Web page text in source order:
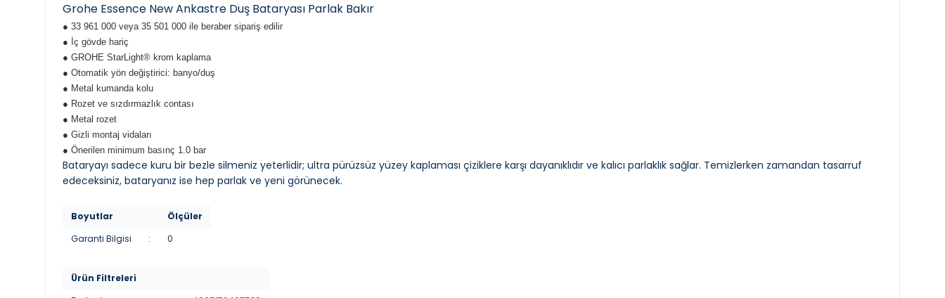
Grohe Essence New Ankastre Duş Bataryası Parlak Bakır
● 33 961 000 veya 35 501 000 ile beraber sipariş edilir
● İç gövde hariç
● GROHE StarLight® krom kaplama
● Otomatik yön değiştirici: banyo/duş
● Metal kumanda kolu
● Rozet ve sızdırmazlık contası
● Metal rozet
● Gizli montaj vidaları
● Önerilen minimum basınç 1.0 bar
Bataryayı sadece kuru bir bezle silmeniz yeterlidir; ultra pürüzsüz yüzey kaplaması çiziklere karşı dayanıklıdır ve kalıcı parlaklık sağlar. Temizlerken zamandan tasarruf
edeceksiniz, bataryanız ise hep parlak ve yeni görünecek.
Boyutlar
Ölçüler
Garanti Bilgisi
: 0
Ürün Filtreleri